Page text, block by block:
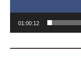
01:00:12